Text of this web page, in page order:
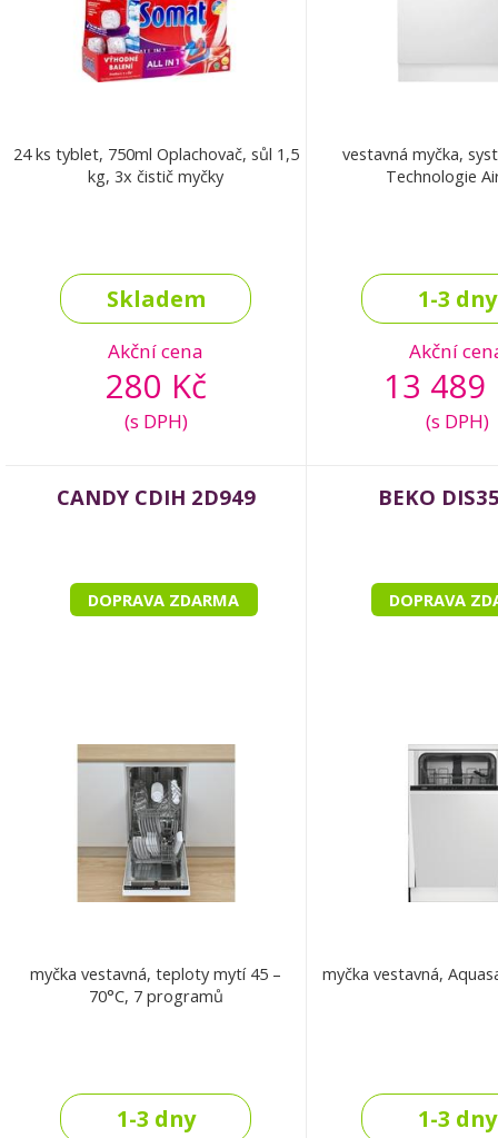
24 ks tyblet, 750ml Oplachovač, sůl 1,5
kg, 3x čistič myčky
Skladem
Akční cena
280 Kč
(s DPH)
vestavná myčka,
Technologie
1-3 dny
Akční
13 489
(s DPH)
CANDY CDIH 2D949
DOPRAVA ZDARMA
myčka vestavná, teploty mytí 45 –
70°C, 7 programů
1-3 dny
BEKO
DOPRAVA
myčka vestavná,
1-3 dny